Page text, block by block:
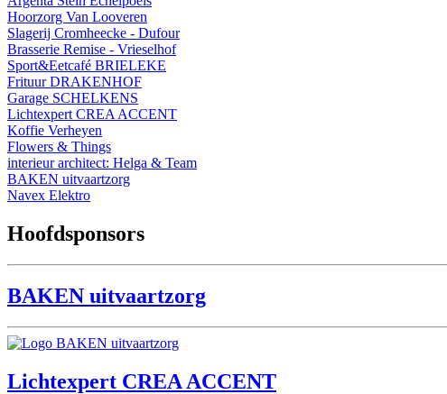
Hoorzorg Van Looveren
Slagerij Cromheecke - Dufour
Brasserie Remise - Vrieselhof
Sport&Eetcafé BRIELEKE
Frituur DRAKENHOF
Garage SCHELKENS
Lichtexpert CREA ACCENT
Koffie Verheyen
Flowers & Things
interieur architect: Helga & Team
BAKEN uitvaartzorg
Navex Elektro
Hoofdsponsors
BAKEN uitvaartzorg
Lichtexpert CREA ACCENT